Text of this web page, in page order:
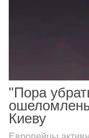
"Пора
Киеву